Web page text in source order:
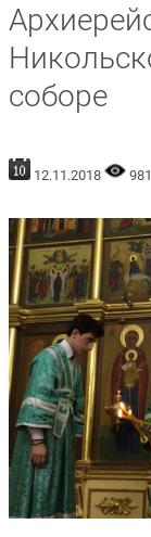
соборе
12.11.2018